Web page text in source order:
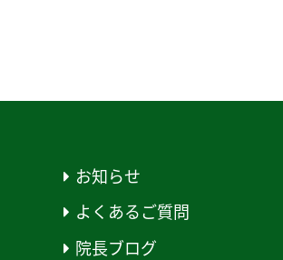
お知らせ
よくあるご質問
院長ブログ